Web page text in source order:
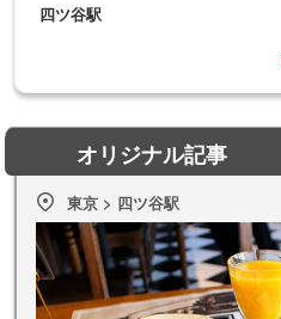
四ツ谷駅
オリジナル記事
東京 > 四ツ谷駅